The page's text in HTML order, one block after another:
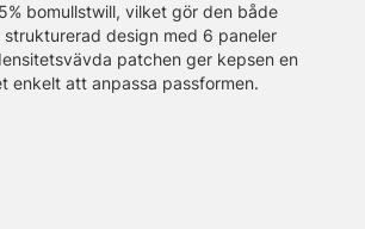
bomullstwill, vilket gör den både
design med 6 paneler
patchen ger kepsen en
enkelt att anpassa passformen.